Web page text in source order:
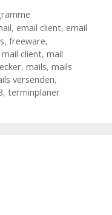
, email client, email
, freeware,
mail client, mail
, mails, mails
versenden,
, terminplaner